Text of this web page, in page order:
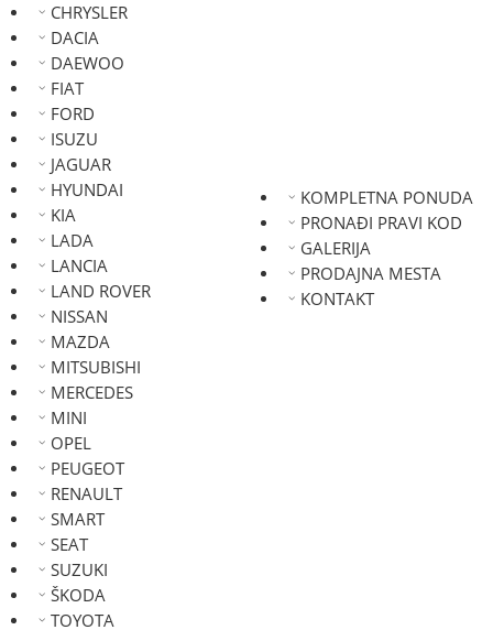
CHRYSLER
DACIA
DAEWOO
FIAT
FORD
ISUZU
JAGUAR
HYUNDAI
KIA
LADA
LANCIA
LAND ROVER
NISSAN
MAZDA
MITSUBISHI
MERCEDES
MINI
OPEL
PEUGEOT
RENAULT
SMART
SEAT
SUZUKI
ŠKODA
TOYOTA
KOMPLETNA PONUDA
PRONAĐI PRAVI KOD
GALERIJA
PRODAJNA MESTA
KONTAKT